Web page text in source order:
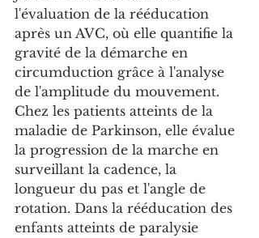
l'évaluation de la rééducation
après un AVC, où elle quantifie la
gravité de la démarche en
circumduction grâce à l'analyse
de l'amplitude du mouvement.
Chez les patients atteints de la
maladie de Parkinson, elle évalue
la progression de la marche en
surveillant la cadence, la
longueur du pas et l'angle de
rotation. Dans la rééducation des
enfants atteints de paralysie